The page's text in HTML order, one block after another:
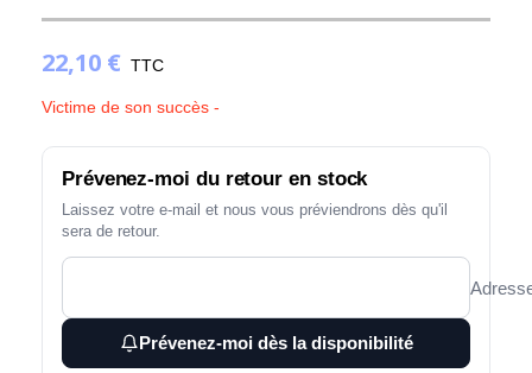
22,10 € TTC
Victime de son succès -
Prévenez-moi du retour en stock
Laissez votre e-mail et nous vous préviendrons dès qu'il
sera de retour.
Prévenez-moi dès la disponibilité